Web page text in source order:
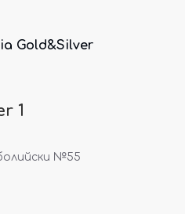
Gold&Silver
1
№55